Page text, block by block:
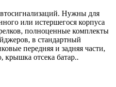
Нужны для
или истершегося корпуса
полноценные комплекты
в стандартный
передняя и задняя части,
крышка отсека батар..